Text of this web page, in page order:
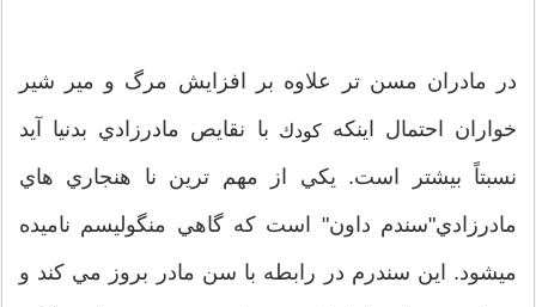
در مادران مسن تر علاوه بر افزايش مرگ و مير شير
خواران احتمال اينكهكودك با نقايص مادرزادي بدنيا آيد
نسبتاً بيشتر است. يكي از مهم ترين نا هنجاري هاي
مادرزادي"سندم داون" است كه گاهي منگوليسم ناميده
ميشود. اين سندرم در رابطه با سن مادر بروز مي كند و